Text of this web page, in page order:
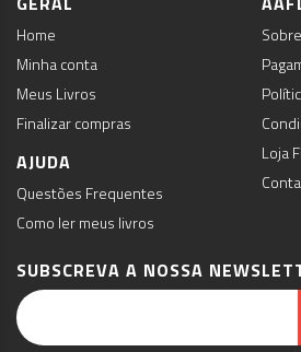
Home
Minha conta
Meus Livros
Finalizar compras
AJUDA
Questões Frequentes
Como ler meus livros
Loja
SUBSCREVA A NOSSA